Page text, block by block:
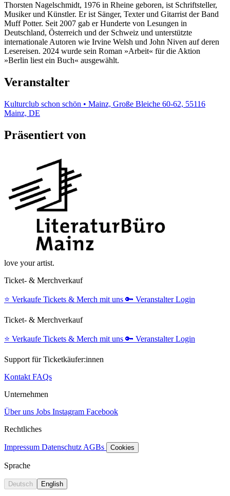
Thorsten Nagelschmidt, 1976 in Rheine geboren, ist Schriftsteller,
Musiker und Künstler. Er ist Sänger, Texter und Gitarrist der Band
Muff Potter. Seit 2007 gab er Hunderte von Lesungen in
Deutschland, Österreich und der Schweiz und unterstützte
internationale Autoren wie Irvine Welsh und John Niven auf deren
Lesereisen. 2024 wurde sein Roman »Arbeit« für die Aktion
»Berlin liest ein Buch« ausgewählt.
Veranstalter
Kulturclub schon schön • Mainz, Große Bleiche 60-62, 55116
Mainz, DE
Präsentiert von
love your artist.
Ticket- & Merchverkauf
⭐️ Verkaufe Tickets & Merch mit uns 🔑 Veranstalter Login
Ticket- & Merchverkauf
⭐️ Verkaufe Tickets & Merch mit uns 🔑 Veranstalter Login
Support für Ticketkäufer:innen
Kontakt FAQs
Unternehmen
Über uns Jobs Instagram Facebook
Rechtliches
Impressum Datenschutz AGBs Cookies
Sprache
Deutsch English